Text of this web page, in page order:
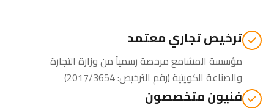
ترخيص تجاري معتمد
مؤسسة المشامع مرخصة رسمياً منوزارة التجارة
والصناعة الكويتية(رقم الترخيص: 2017/3654)
فنيون متخصصون